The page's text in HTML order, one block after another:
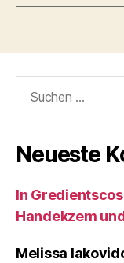
nach:
Neueste
In
Handekzem
Melissa